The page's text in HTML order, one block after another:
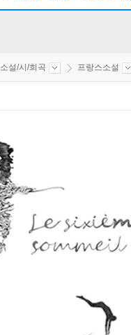
소설/시/희곡 프랑스소설